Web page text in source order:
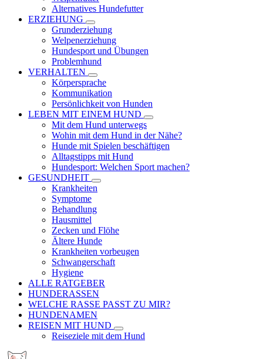
Alternatives Hundefutter
ERZIEHUNG
Grunderziehung
Welpenerziehung
Hundesport und Übungen
Problemhund
VERHALTEN
Körpersprache
Kommunikation
Persönlichkeit von Hunden
LEBEN MIT EINEM HUND
Mit dem Hund unterwegs
Wohin mit dem Hund in der Nähe?
Hunde mit Spielen beschäftigen
Alltagstipps mit Hund
Hundesport: Welchen Sport machen?
GESUNDHEIT
Krankheiten
Symptome
Behandlung
Hausmittel
Zecken und Flöhe
Ältere Hunde
Krankheiten vorbeugen
Schwangerschaft
Hygiene
ALLE RATGEBER
HUNDERASSEN
WELCHE RASSE PASST ZU MIR?
HUNDENAMEN
REISEN MIT HUND
Reiseziele mit dem Hund